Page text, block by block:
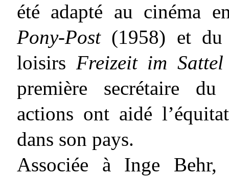
été adapté au cinéma
Pony-Post (1958) et du
loisirs Freizeit im
première secrétaire
actions ont aidé
dans son pays.
Associée à Inge